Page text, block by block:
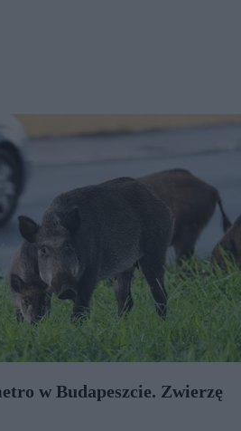
w Budapeszcie. Zwierzę